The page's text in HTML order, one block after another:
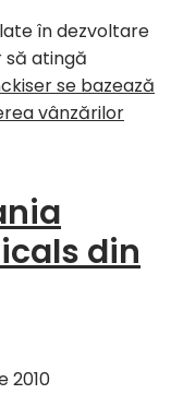
în dezvoltare
să atingă
se bazează
vânzărilor
din
2010